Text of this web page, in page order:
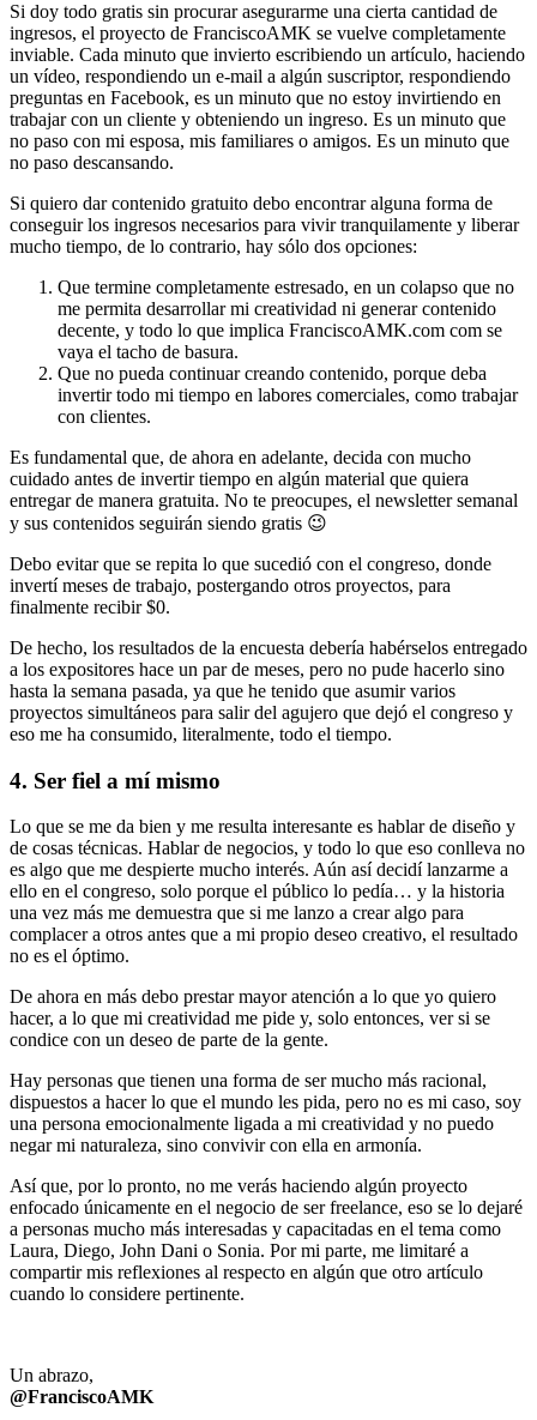
Si doy todo gratis sin procurar asegurarme una cierta cantidad de
ingresos, el proyecto de FranciscoAMK se vuelve completamente
inviable. Cada minuto que invierto escribiendo un artículo, haciendo
un vídeo, respondiendo un e-mail a algún suscriptor, respondiendo
preguntas en Facebook, es un minuto que no estoy invirtiendo en
trabajar con un cliente y obteniendo un ingreso. Es un minuto que
no paso con mi esposa, mis familiares o amigos. Es un minuto que
no paso descansando.
Si quiero dar contenido gratuito debo encontrar alguna forma de
conseguir los ingresos necesarios para vivir tranquilamente y liberar
mucho tiempo, de lo contrario, hay sólo dos opciones:
Que termine completamente estresado, en un colapso que no
me permita desarrollar mi creatividad ni generar contenido
decente, y todo lo que implica FranciscoAMK.com com se
vaya el tacho de basura.
Que no pueda continuar creando contenido, porque deba
invertir todo mi tiempo en labores comerciales, como trabajar
con clientes.
Es fundamental que, de ahora en adelante, decida con mucho
cuidado antes de invertir tiempo en algún material que quiera
entregar de manera gratuita. No te preocupes, el newsletter semanal
y sus contenidos seguirán siendo gratis 😉
Debo evitar que se repita lo que sucedió con el congreso, donde
invertí meses de trabajo, postergando otros proyectos, para
finalmente recibir $0.
De hecho, los resultados de la encuesta debería habérselos entregado
a los expositores hace un par de meses, pero no pude hacerlo sino
hasta la semana pasada, ya que he tenido que asumir varios
proyectos simultáneos para salir del agujero que dejó el congreso y
eso me ha consumido, literalmente, todo el tiempo.
4. Ser fiel a mí mismo
Lo que se me da bien y me resulta interesante es hablar de diseño y
de cosas técnicas. Hablar de negocios, y todo lo que eso conlleva no
es algo que me despierte mucho interés. Aún así decidí lanzarme a
ello en el congreso, solo porque el público lo pedía… y la historia
una vez más me demuestra que si me lanzo a crear algo para
complacer a otros antes que a mi propio deseo creativo, el resultado
no es el óptimo.
De ahora en más debo prestar mayor atención a lo que yo quiero
hacer, a lo que mi creatividad me pide y, solo entonces, ver si se
condice con un deseo de parte de la gente.
Hay personas que tienen una forma de ser mucho más racional,
dispuestos a hacer lo que el mundo les pida, pero no es mi caso, soy
una persona emocionalmente ligada a mi creatividad y no puedo
negar mi naturaleza, sino convivir con ella en armonía.
Así que, por lo pronto, no me verás haciendo algún proyecto
enfocado únicamente en el negocio de ser freelance, eso se lo dejaré
a personas mucho más interesadas y capacitadas en el tema como
Laura, Diego, John Dani o Sonia. Por mi parte, me limitaré a
compartir mis reflexiones al respecto en algún que otro artículo
cuando lo considere pertinente.
Un abrazo,
@FranciscoAMK